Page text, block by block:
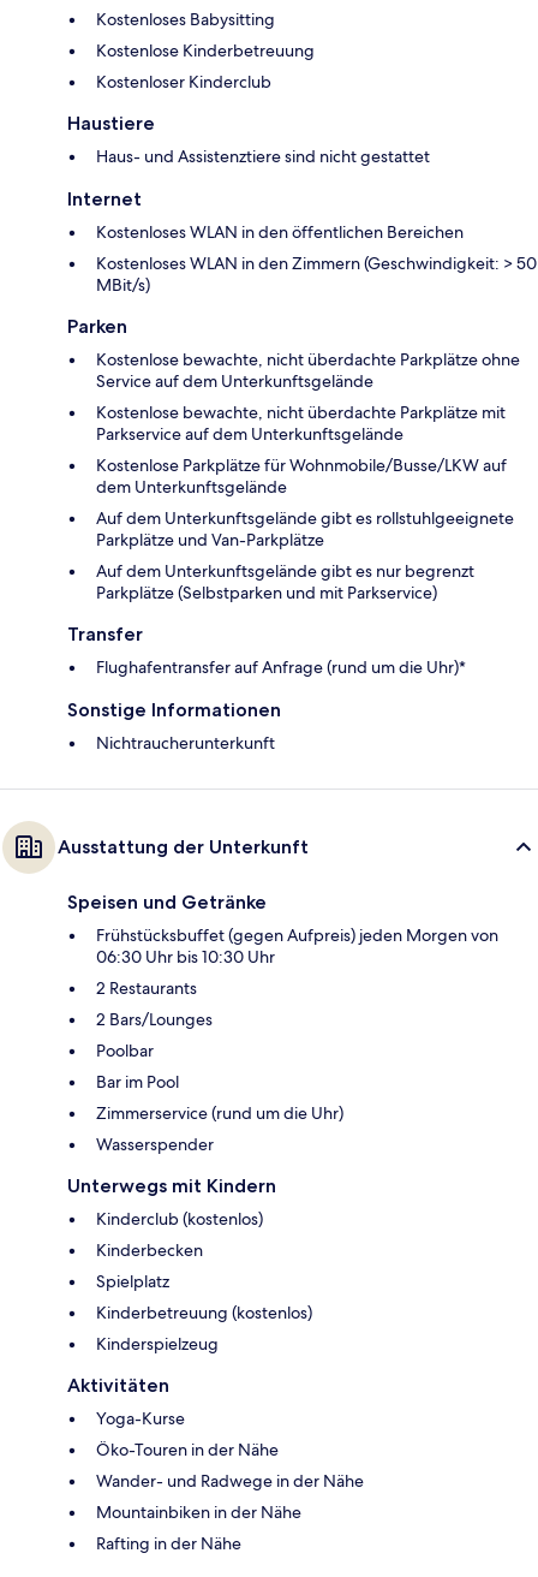
Kostenloses Babysitting
Kostenlose Kinderbetreuung
Kostenloser Kinderclub
Haustiere
Haus- und Assistenztiere sind nicht gestattet
Internet
Kostenloses WLAN in den öffentlichen Bereichen
Kostenloses WLAN in den Zimmern (Geschwindigkeit: > 50
MBit/s)
Parken
Kostenlose bewachte, nicht überdachte Parkplätze ohne
Service auf dem Unterkunftsgelände
Kostenlose bewachte, nicht überdachte Parkplätze mit
Parkservice auf dem Unterkunftsgelände
Kostenlose Parkplätze für Wohnmobile/Busse/LKW auf
dem Unterkunftsgelände
Auf dem Unterkunftsgelände gibt es rollstuhlgeeignete
Parkplätze und Van-Parkplätze
Auf dem Unterkunftsgelände gibt es nur begrenzt
Parkplätze (Selbstparken und mit Parkservice)
Transfer
Flughafentransfer auf Anfrage (rund um die Uhr)*
Sonstige Informationen
Nichtraucherunterkunft
Ausstattung der Unterkunft
Speisen und Getränke
Frühstücksbuffet (gegen Aufpreis) jeden Morgen von
06:30 Uhr bis 10:30 Uhr
2 Restaurants
2 Bars/Lounges
Poolbar
Bar im Pool
Zimmerservice (rund um die Uhr)
Wasserspender
Unterwegs mit Kindern
Kinderclub (kostenlos)
Kinderbecken
Spielplatz
Kinderbetreuung (kostenlos)
Kinderspielzeug
Aktivitäten
Yoga-Kurse
Öko-Touren in der Nähe
Wander- und Radwege in der Nähe
Mountainbiken in der Nähe
Rafting in der Nähe